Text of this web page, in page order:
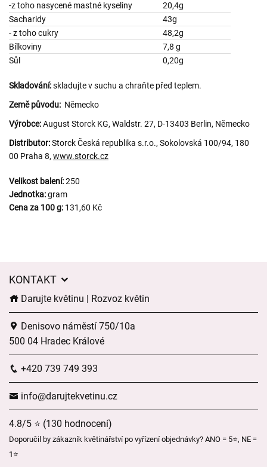
-z toho nasycené mastné kyseliny 20,4g
Sacharidy
43g
- z toho cukry
48,2g
Bílkoviny
7,8 g
Sůl
0,20g
Skladování:skladujte v suchu a chraňte před teplem.
Země původu: Německo
Výrobce:August Storck KG, Waldstr. 27, D-13403 Berlin, Německo
Distributor:Storck Česká republika s.r.o., Sokolovská 100/94, 180
00 Praha 8, www.storck.cz
Velikost balení:250
Jednotka:gram
Cena za 100 g: 131,60 Kč
KONTAKT
Darujte květinu | Rozvoz květin
Denisovo náměstí 750/10a
500 04 Hradec Králové
+420 739 749 393
info@darujtekvetinu.cz
4.8/5 ⭐ (130 hodnocení)
Doporučil by zákazník květinářství po vyřízení objednávky? ANO = 5⭐, NE =
1⭐